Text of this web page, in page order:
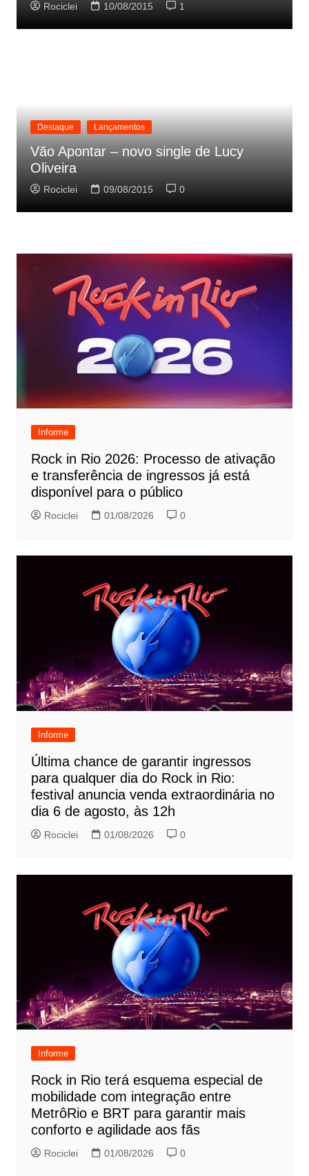
Rociclei 10/08/2015 1
Destaque Lançamentos
Vão Apontar – novo single de Lucy
Oliveira
Rociclei 09/08/2015 0
Informe
Rock in Rio 2026: Processo de ativação
e transferência de ingressos já está
disponível para o público
Rociclei 01/08/2026 0
Informe
Última chance de garantir ingressos
para qualquer dia do Rock in Rio:
festival anuncia venda extraordinária no
dia 6 de agosto, às 12h
Rociclei 01/08/2026 0
Informe
Rock in Rio terá esquema especial de
mobilidade com integração entre
MetrôRio e BRT para garantir mais
conforto e agilidade aos fãs
Rociclei 01/08/2026 0